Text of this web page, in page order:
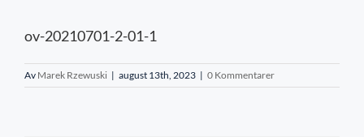
Øvrevoll treningsdager
NoARK
ov-20210701-2-01-1
Av Marek Rzewuski | august 13th, 2023 | 0 Kommentarer